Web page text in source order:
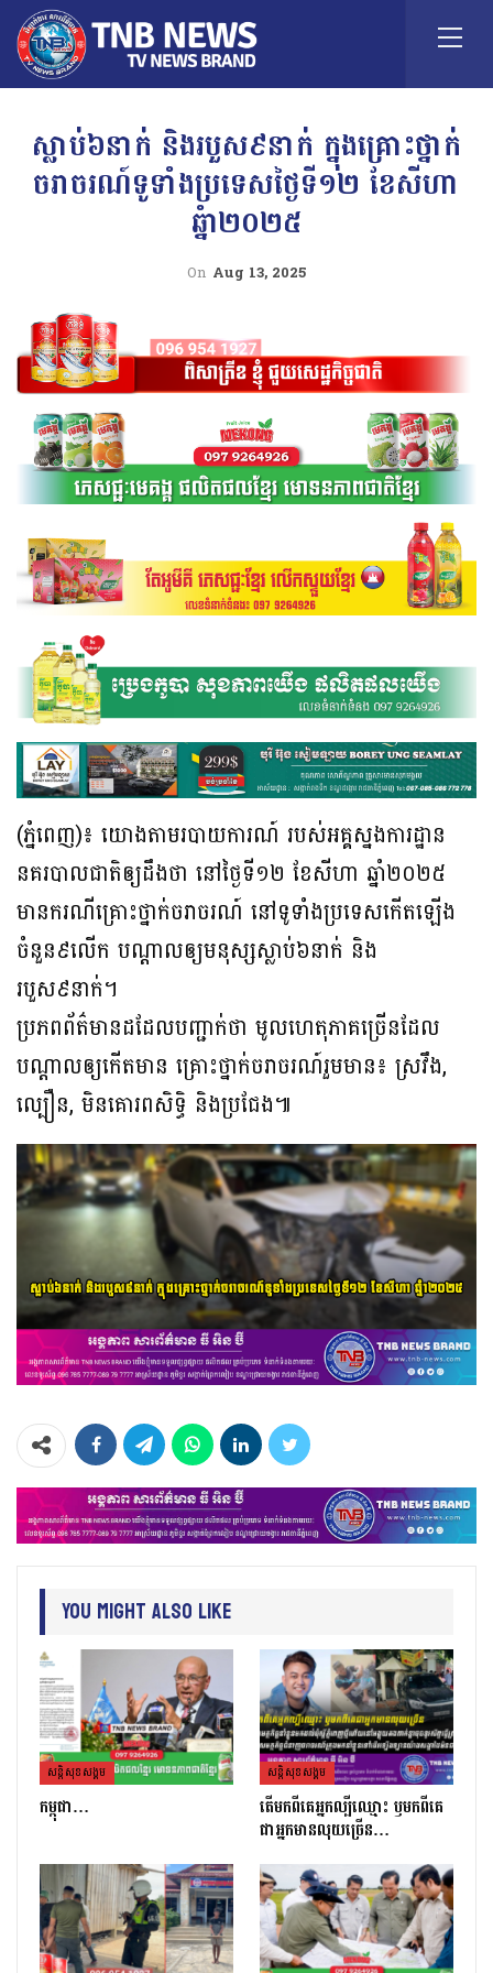
ស្លាប់៦នាក់ និងរបួស៩នាក់ ក្នុងគ្រោះថ្នាក់
ចរាចរណ៍ទូទាំងប្រទេសថ្ងៃទី១២ ខែសីហា
ឆ្នំា២០២៥
On Aug 13, 2025
(ភ្នំពេញ)៖ យោងតាមរបាយការណ៍ របស់អគ្គស្នងការដ្ឋាន
នគរបាលជាតិឲ្យដឹងថា នៅថ្ងៃទី១២ ខែសីហា ឆ្នាំ២០២៥
មានករណីគ្រោះថ្នាក់ចរាចរណ៍ នៅទូទាំងប្រទេសកើតឡើង
ចំនួន៩លើក បណ្ដាលឲ្យមនុស្សស្លាប់៦នាក់ និង
របួស៩នាក់។
ប្រភពព័ត៌មានដដែលបញ្ជាក់ថា មូលហេតុភាគច្រើនដែល
បណ្ដាលឲ្យកើតមាន គ្រោះថ្នាក់ចរាចរណ៍រួមមាន៖ ស្រវឹង,
ល្បឿន, មិនគោរពសិទិ្ធ និងប្រជែង៕
You Might Also Like
សន្តិសុខសង្គម
កម្ពុជា…
សន្តិសុខសង្គម
តេីមកពីគេអ្នកល្បីឈ្មោះ​ ឫមកពីគេ
ជាអ្នកមានលុយច្រេីន​…